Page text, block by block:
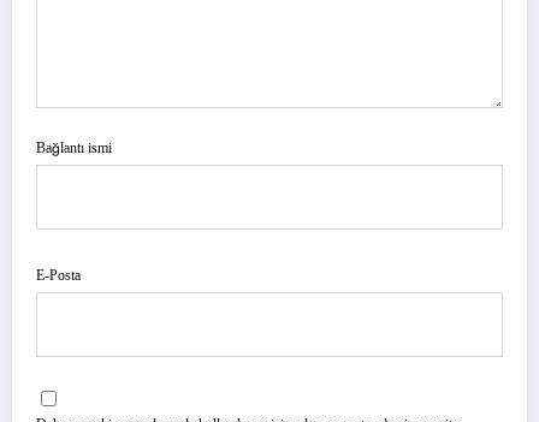
Bağlantı ismi
E-Posta